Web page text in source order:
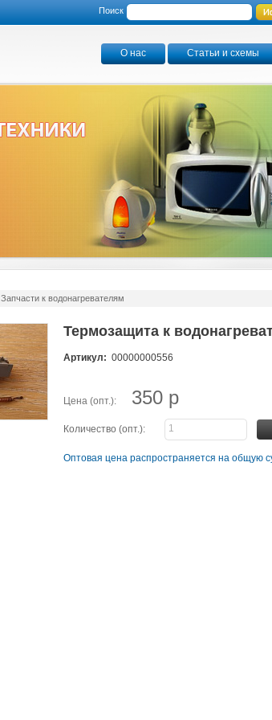
Поиск
О нас Статьи и схемы
Запчасти к водонагревателям
Термозащита к
Артикул: 00000000556
Цена (опт.): 350 р
Количество (опт.):
Оптовая цена распространяется на общую